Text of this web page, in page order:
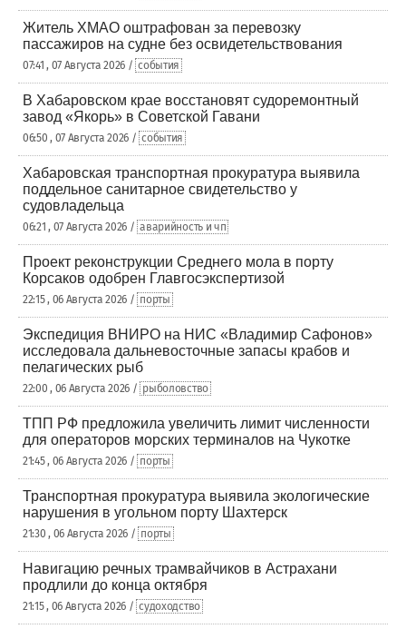
Житель ХМАО оштрафован за перевозку
пассажиров на судне без освидетельствования
07:41 , 07 Августа 2026 / события
В Хабаровском крае восстановят судоремонтный
завод «Якорь» в Советской Гавани
06:50 , 07 Августа 2026 / события
Хабаровская транспортная прокуратура выявила
поддельное санитарное свидетельство у
судовладельца
06:21 , 07 Августа 2026 / аварийность и чп
Проект реконструкции Среднего мола в порту
Корсаков одобрен Главгосэкспертизой
22:15 , 06 Августа 2026 / порты
Экспедиция ВНИРО на НИС «Владимир Сафонов»
исследовала дальневосточные запасы крабов и
пелагических рыб
22:00 , 06 Августа 2026 / рыболовство
ТПП РФ предложила увеличить лимит численности
для операторов морских терминалов на Чукотке
21:45 , 06 Августа 2026 / порты
Транспортная прокуратура выявила экологические
нарушения в угольном порту Шахтерск
21:30 , 06 Августа 2026 / порты
Навигацию речных трамвайчиков в Астрахани
продлили до конца октября
21:15 , 06 Августа 2026 / судоходство